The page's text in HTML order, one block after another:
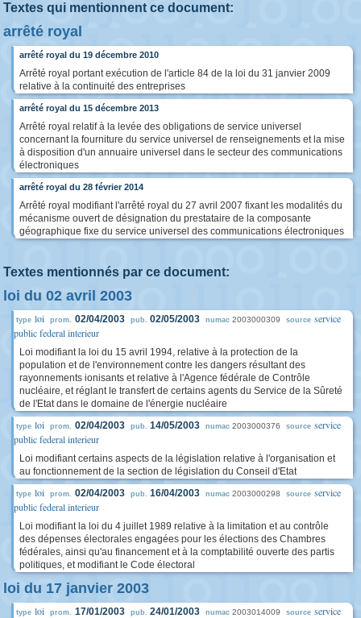
Textes qui mentionnent ce document:
arrêté royal
arrêté royal du 19 décembre 2010
Arrêté royal portant exécution de l'article 84 de la loi du 31 janvier 2009
relative à la continuité des entreprises
arrêté royal du 15 décembre 2013
Arrêté royal relatif à la levée des obligations de service universel
concernant la fourniture du service universel de renseignements et la mise
à disposition d'un annuaire universel dans le secteur des communications
électroniques
arrêté royal du 28 février 2014
Arrêté royal modifiant l'arrêté royal du 27 avril 2007 fixant les modalités du
mécanisme ouvert de désignation du prestataire de la composante
géographique fixe du service universel des communications électroniques
Textes mentionnés par ce document:
loi du 02 avril 2003
type loi prom. 02/04/2003 pub. 02/05/2003 numac 2003000309 source service
public federal interieur
Loi modifiant la loi du 15 avril 1994, relative à la protection de la
population et de l'environnement contre les dangers résultant des
rayonnements ionisants et relative à l'Agence fédérale de Contrôle
nucléaire, et réglant le transfert de certains agents du Service de la Sûreté
de l'Etat dans le domaine de l'énergie nucléaire
type loi prom. 02/04/2003 pub. 14/05/2003 numac 2003000376 source service
public federal interieur
Loi modifiant certains aspects de la législation relative à l'organisation et
au fonctionnement de la section de législation du Conseil d'Etat
type loi prom. 02/04/2003 pub. 16/04/2003 numac 2003000298 source service
public federal interieur
Loi modifiant la loi du 4 juillet 1989 relative à la limitation et au contrôle
des dépenses électorales engagées pour les élections des Chambres
fédérales, ainsi qu'au financement et à la comptabilité ouverte des partis
politiques, et modifiant le Code électoral
loi du 17 janvier 2003
type loi prom. 17/01/2003 pub. 24/01/2003 numac 2003014009 source service